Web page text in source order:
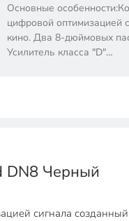
Основные
цифровой оптимизацией
кино. Два 8-дюймовых
Усилитель класса "D"…
DN8 Черный
сигнала